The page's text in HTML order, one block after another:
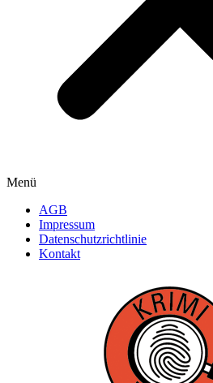
Menü
AGB
Impressum
Datenschutzrichtlinie
Kontakt